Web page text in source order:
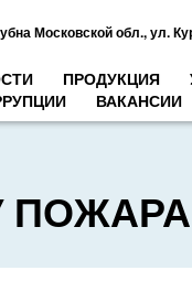
Московской обл.,ул.
ПРОДУКЦИЯ
ВАКАНСИИ